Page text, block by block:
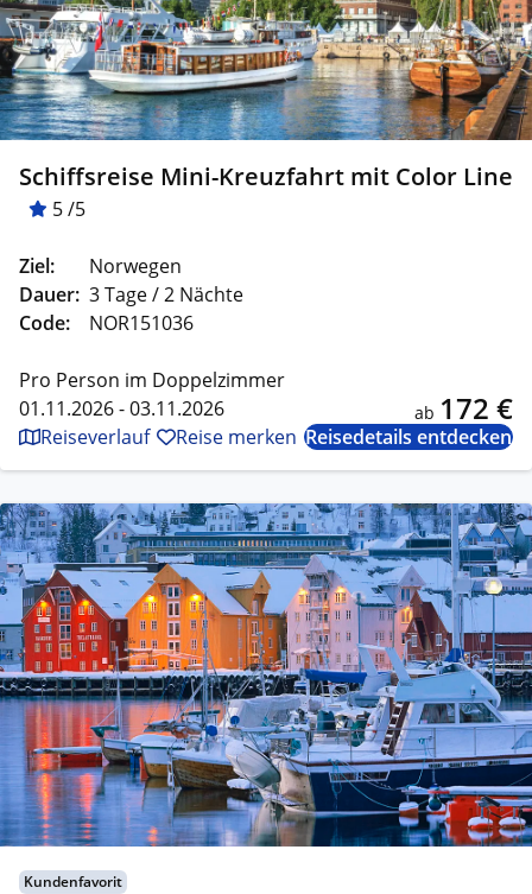
Schiffsreise Mini-Kreuzfahrt mit Color Line
5 /5
Ziel:
Norwegen
Dauer: 3 Tage / 2 Nächte
Code:
NOR151036
Pro Person im Doppelzimmer
01.11.2026 - 03.11.2026
ab 172 €
Reiseverlauf Reise merken Reisedetails entdecken
Kundenfavorit